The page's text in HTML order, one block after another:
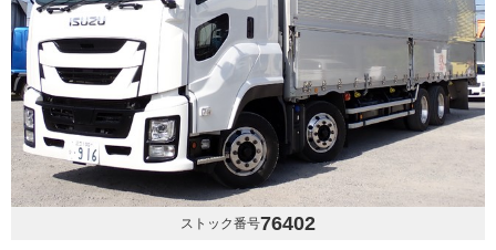
ストック番号76402